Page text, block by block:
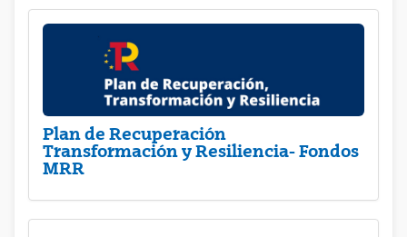
Plan de Recuperación
Transformación y Resiliencia- Fondos
MRR